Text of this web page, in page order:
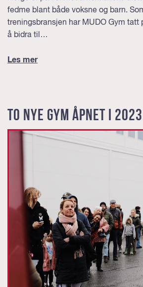
fedme blant både voksne og barn.
treningsbransjen har MUDO Gym tatt
å bidra til…
Les mer
To nye gym åpnet i 2023